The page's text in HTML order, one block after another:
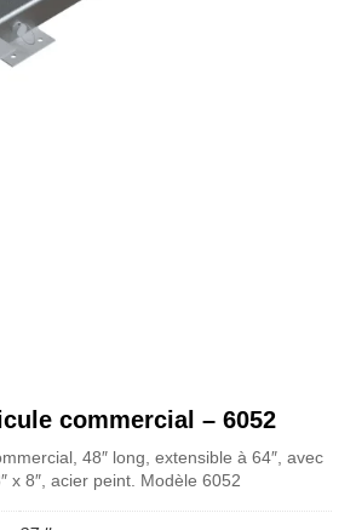
commercial – 6052
48″ long, extensible à 64″, avec
x 8″, acier peint. Modèle 6052